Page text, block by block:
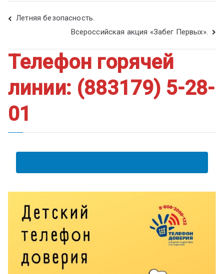
Летняя безопасность.
Всероссийская акция «Забег Первых».
Телефон горячей
линии: (883179) 5-28-
01